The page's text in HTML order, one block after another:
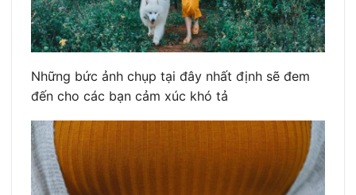
Những bức ảnh chụp tại đây nhất định sẽ đem
đến cho các bạn cảm xúc khó tả